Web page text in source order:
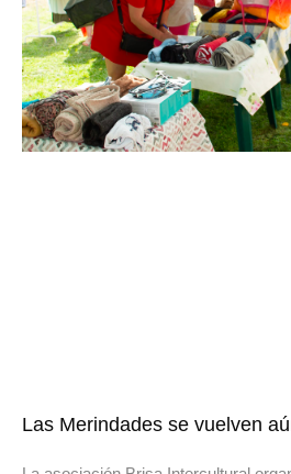
Las Merindades se vuelven